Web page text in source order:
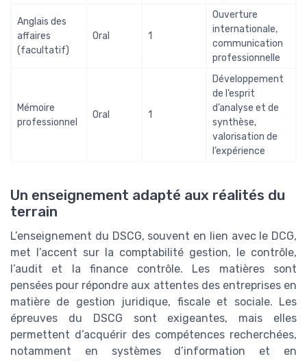
Anglais des
affaires
(facultatif)
Oral 1
Ouverture
internationale,
communication
professionnelle
Mémoire
professionnel
Oral 1
Développement
de l’esprit
d’analyse et de
synthèse,
valorisation de
l’expérience
Un enseignement adapté aux réalités du
terrain
L’enseignement du DSCG, souvent en lien avec le DCG,
met l’accent sur la comptabilité gestion, le contrôle,
l’audit et la finance contrôle. Les matières sont
pensées pour répondre aux attentes des entreprises en
matière de gestion juridique, fiscale et sociale. Les
épreuves du DSCG sont exigeantes, mais elles
permettent d’acquérir des compétences recherchées,
notamment en systèmes d’information et en